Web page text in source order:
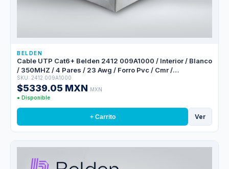
BELDEN
Cable UTP Cat6+ Belden 2412 009A1000 / Interior / Blanco
/ 350MHZ / 4 Pares / 23 Awg / Forro Pvc / Cmr /
Certificable / Bobina En Caja / 1,000 Pies 305 Metros
SKU: 2412 009A1000
$5339.05 MXN MXN
● Disponible
+ Carrito Ver